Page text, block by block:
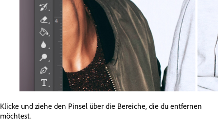
Klicke und ziehe den Pinsel über die Bereiche, die du entfernen
möchtest.